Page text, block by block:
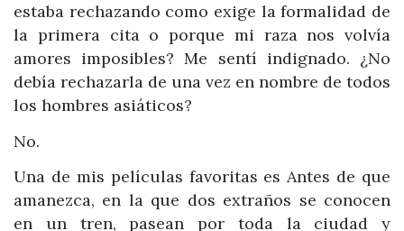
estaba rechazando como exige la formalidad de
la primera cita o porque mi raza nos volvía
amores imposibles? Me sentí indignado. ¿No
debía rechazarla de una vez en nombre de todos
los hombres asiáticos?
No.
Una de mis películas favoritas es Antes de que
amanezca, en la que dos extraños se conocen
en un tren, pasean por toda la ciudad y